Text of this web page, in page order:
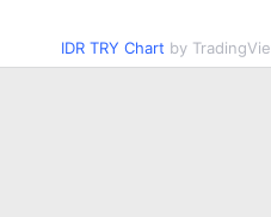
IDR TRY Chart by